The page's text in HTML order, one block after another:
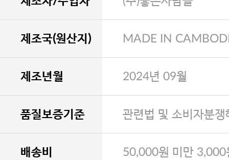
제조국(원산지) MADE IN
제조년월 2024년 09월
품질보증기준 관련법 및 소비자분
배송비 50,000원 미만 3,000